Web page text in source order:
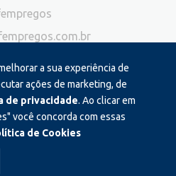
a sua experiência de
ações de marketing, de
de privacidade. Ao clicar em
você concorda com essas
de Cookies
chat. Não atendemos ligações neste
canal
administrado por: